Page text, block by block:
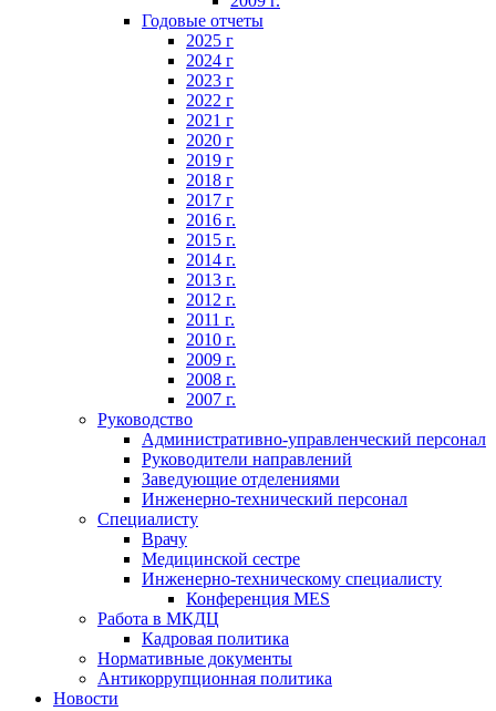
Годовые отчеты
2025 г
2024 г
2023 г
2022 г
2021 г
2020 г
2019 г
2018 г
2017 г
2016 г.
2015 г.
2014 г.
2013 г.
2012 г.
2011 г.
2010 г.
2009 г.
2008 г.
2007 г.
Руководство
Административно-управленческий персонал
Руководители направлений
Заведующие отделениями
Инженерно-технический персонал
Специалисту
Врачу
Медицинской сестре
Инженерно-техническому специалисту
Конференция MES
Работа в МКДЦ
Кадровая политика
Нормативные документы
Антикоррупционная политика
Новости